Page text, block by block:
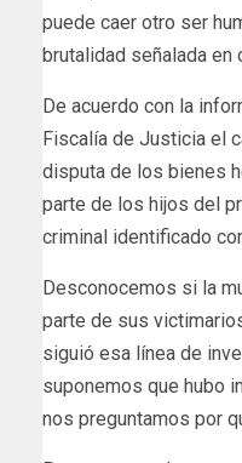
puede caer otro ser
brutalidad señalada en
De acuerdo con la
Fiscalía de Justicia el
disputa de los bienes
parte de los hijos del
criminal identificado
Desconocemos si la
parte de sus
siguió esa línea de
suponemos que hubo
nos preguntamos por